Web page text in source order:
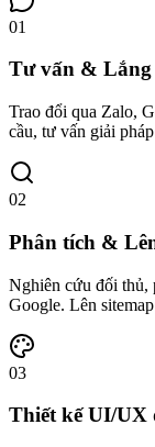
01
Tư vấn & Lắng
Trao đổi qua Zalo,
cầu, tư vấn giải
02
Phân tích &
Nghiên cứu đối thủ,
Google. Lên
03
Thiết kế UI/UX